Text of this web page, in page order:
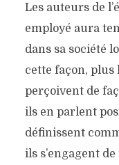
Les auteurs de
employé aura
dans sa société
cette façon,
perçoivent de
ils en parlent
définissent
ils s’engagent